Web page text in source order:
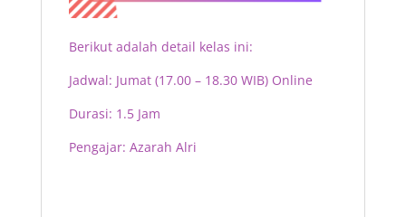
Berikut adalah detail kelas ini:
Jadwal: Jumat (17.00 – 18.30 WIB) Online
Durasi: 1.5 Jam
Pengajar: Azarah Alri